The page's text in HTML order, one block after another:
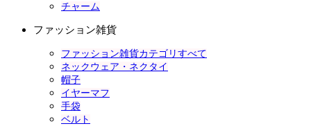
チャーム
ファッション雑貨
ファッション雑貨カテゴリすべて
ネックウェア・ネクタイ
帽子
イヤーマフ
手袋
ベルト